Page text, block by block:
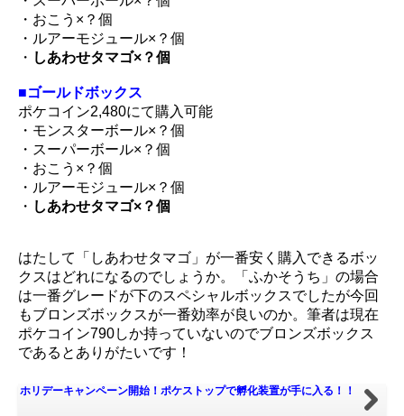
・おこう×？個
・ルアーモジュール×？個
・ しあわせタマゴ×？個
■ゴールドボックス
ポケコイン2,480にて購入可能
・モンスターボール×？個
・スーパーボール×？個
・おこう×？個
・ルアーモジュール×？個
・ しあわせタマゴ×？個
はたして「しあわせタマゴ」が一番安く購入できるボッ
クスはどれになるのでしょうか。「ふかそうち」の場合
は一番グレードが下のスペシャルボックスでしたが今回
もブロンズボックスが一番効率が良いのか。筆者は現在
ポケコイン790しか持っていないのでブロンズボックス
であるとありがたいです！
ホリデーキャンペーン開始！ポケストップで孵化装置が手に入る！！